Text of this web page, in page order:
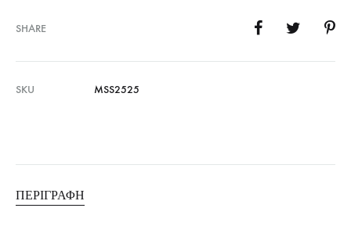
SHARE
SKU MSS2525
ΠΕΡΙΓΡΑΦΉ